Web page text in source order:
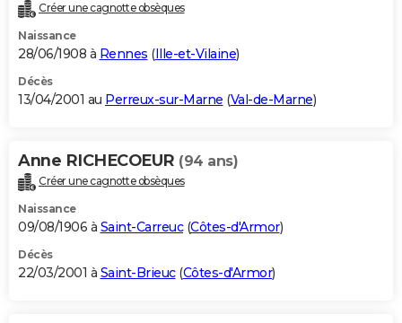
Créer une cagnotte obsèques
Naissance
28/06/1908 à Rennes (Ille-et-Vilaine)
Décès
13/04/2001 au Perreux-sur-Marne (Val-de-Marne)
Anne RICHECOEUR (94 ans)
Créer une cagnotte obsèques
Naissance
09/08/1906 à Saint-Carreuc(Côtes-d'Armor)
Décès
22/03/2001 à Saint-Brieuc(Côtes-d'Armor)